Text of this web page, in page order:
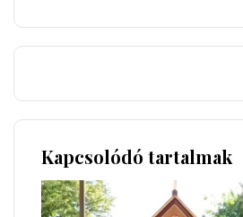
Kapcsolódó tartalmak